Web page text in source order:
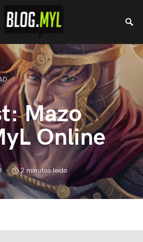
Mazo
Online
2 minutos leido